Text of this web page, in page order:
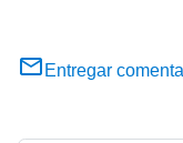
Entregar